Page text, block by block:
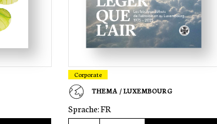
Corporate
THEMA / LUXEMBOURG
Sprache:FR